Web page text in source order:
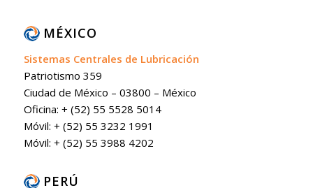
MÉXICO
Sistemas Centrales de Lubricación
Patriotismo 359
Ciudad de México – 03800 – México
Oficina: + (52) 55 5528 5014
Móvil: + (52) 55 3232 1991
Móvil: + (52) 55 3988 4202
PERÚ